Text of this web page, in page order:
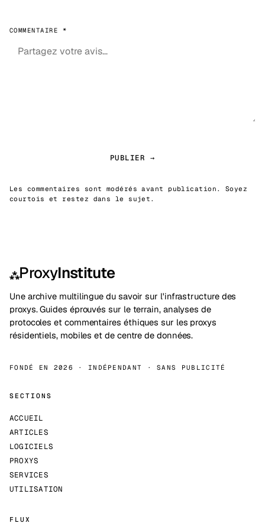
COMMENTAIRE *
PUBLIER →
Les commentaires sont modérés avant publication. Soyez
courtois et restez dans le sujet.
⁂ProxyInstitute
Une archive multilingue du savoir sur l'infrastructure des
proxys. Guides éprouvés sur le terrain, analyses de
protocoles et commentaires éthiques sur les proxys
résidentiels, mobiles et de centre de données.
FONDÉ EN 2026 · INDÉPENDANT · SANS PUBLICITÉ
SECTIONS
ACCUEIL
ARTICLES
LOGICIELS
PROXYS
SERVICES
UTILISATION
FLUX